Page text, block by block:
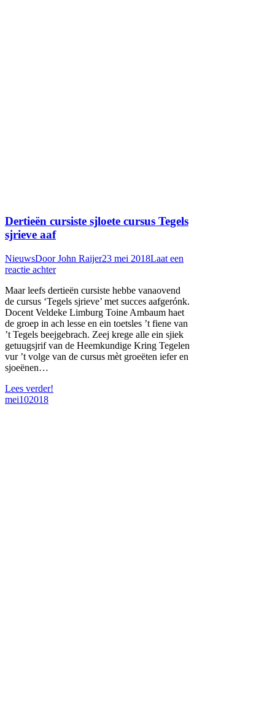
Dertieën cursiste sjloete cursus Tegels
sjrieve aaf
NieuwsDoorJohn Raijer23 mei 2018Laat een
reactie achter
Maar leefs dertieën cursiste hebbe vanaovend
de cursus ‘Tegels sjrieve’ met succes aafgerónk.
Docent Veldeke Limburg Toine Ambaum haet
de groep in ach lesse en ein toetsles ’t fiene van
’t Tegels beejgebrach. Zeej krege alle ein sjiek
getuugsjrif van de Heemkundige Kring Tegelen
vur ’t volge van de cursus mèt groeëten iefer en
sjoeënen…
Lees verder!
mei102018